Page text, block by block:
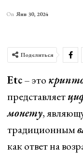
On Янв 30, 2024
Поделиться
Etc– это
представляет
монету,
традиционным
как ответ на